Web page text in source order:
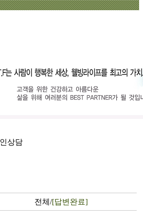
상담
전체/[답변완료]